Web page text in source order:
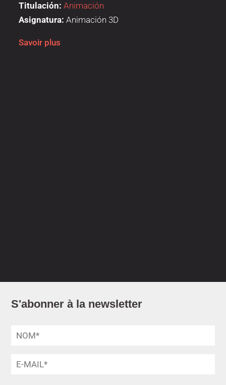
Titulación: Animación
Asignatura: Animación 3D
Savoir plus
S'abonner à la newsletter